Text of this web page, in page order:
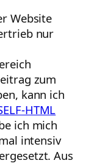
Website
nur
zum
kann ich
HTML
ich mich
intensiv
Aus